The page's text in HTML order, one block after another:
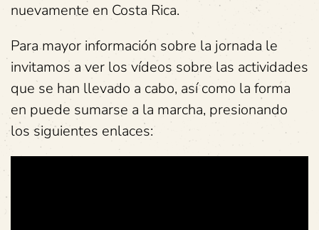
nuevamente en Costa Rica.
Para mayor información sobre la jornada le
invitamos a ver los vídeos sobre las actividades
que se han llevado a cabo, así como la forma
en puede sumarse a la marcha, presionando
los siguientes enlaces: